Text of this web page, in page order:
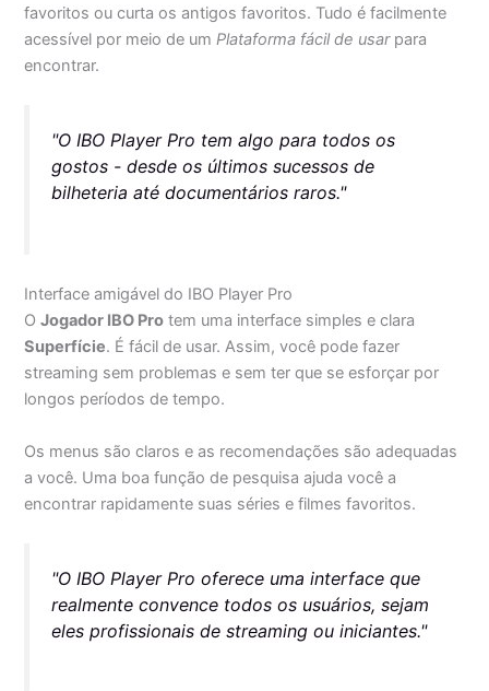
favoritos ou curta os antigos favoritos. Tudo é facilmente
acessível por meio de um Plataforma fácil de usarpara
encontrar.
"O IBO Player Pro tem algo para todos os
gostos - desde os últimos sucessos de
bilheteria até documentários raros."
Interface amigável do IBO Player Pro
OJogador IBO Pro tem uma interface simples e clara
Superfície. É fácil de usar. Assim, você pode fazer
streaming sem problemas e sem ter que se esforçar por
longos períodos de tempo.
Os menus são claros e as recomendações são adequadas
a você. Uma boa função de pesquisa ajuda você a
encontrar rapidamente suas séries e filmes favoritos.
"O IBO Player Pro oferece uma interface que
realmente convence todos os usuários, sejam
eles profissionais de streaming ou iniciantes."